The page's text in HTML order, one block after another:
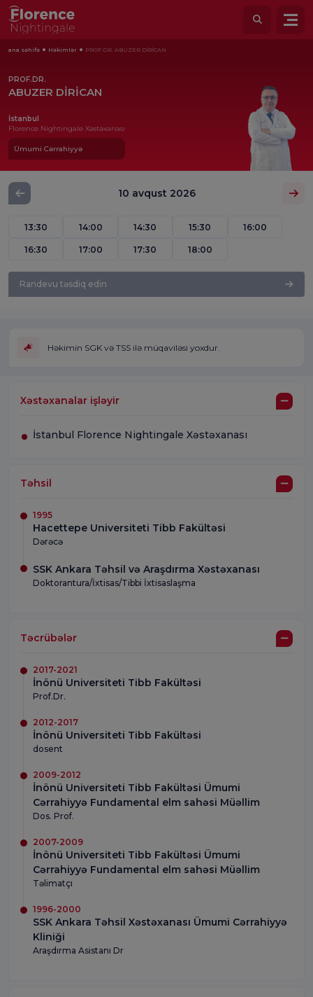
ana səhifə Həkimlər PROF.DR. ABUZER DİRİCAN
PROF.DR.
ABUZER DİRİCAN
İstanbul
Florence Nightingale Xəstəxanası
Ümumi Cərrahiyyə
10 avqust 2026
13:30 14:00 14:30 15:30 16:00
16:30 17:00 17:30 18:00
Randevu təsdiq edin
Həkimin SGK və TSS ilə müqaviləsi yoxdur.
Xəstəxanalar işləyir
İstanbul Florence Nightingale Xəstəxanası
Təhsil
1995
Hacettepe Universiteti Tibb Fakültəsi
Dərəcə
SSK Ankara Təhsil və Araşdırma Xəstəxanası
Doktorantura/İxtisas/Tibbi İxtisaslaşma
Təcrübələr
2017-2021
İnönü Universiteti Tibb Fakültəsi
Prof.Dr.
2012-2017
İnönü Universiteti Tibb Fakültəsi
dosent
2009-2012
İnönü Universiteti Tibb Fakültəsi Ümumi
Cərrahiyyə Fundamental elm sahəsi Müəllim
Dos. Prof.
2007-2009
İnönü Universiteti Tibb Fakültəsi Ümumi
Cərrahiyyə Fundamental elm sahəsi Müəllim
Təlimatçı
1996-2000
SSK Ankara Təhsil Xəstəxanası Ümumi Cərrahiyyə
Kliniği
Araşdırma Asistanı Dr